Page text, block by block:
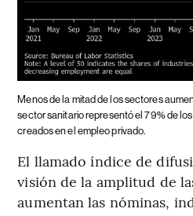
Menos de la mitad de los sectores
sector sanitario representó el 79% de
creados en el empleo privado.
El llamado índice de
visión de la amplitud de
aumentan las nóminas,